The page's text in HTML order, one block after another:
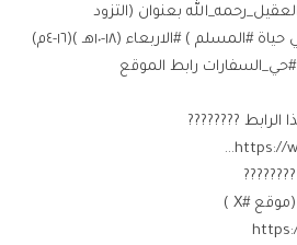
بعنوان (التزود
) #الاربعاء ⁧(١٨-١٠هـ )(١٦-٤م)
#حي_السفارات رابط الموقع
الرابط ????????
https://
???? #بث_مباشر عبر #تويتر (موقع #X ) ‏